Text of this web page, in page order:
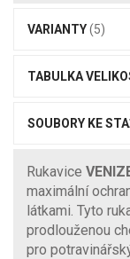
VARIANTY(5)
TABULKA
SOUBORY KE
Rukavice
maximální
látkami. Tyto
prodlouženou
pro